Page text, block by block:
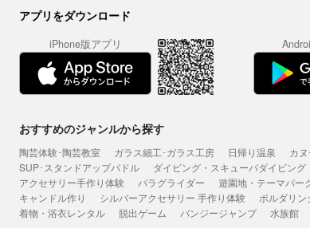
アプリをダウンロード
iPhone版アプリ
おすすめのジャンルから探す
陶芸体験･陶芸教室 ガラス細工･ガラス工房 日帰り温泉
カ
SUP･スタンドアップパドル
ダイビング・スキューバダイビング
アクセサリー手作り体験
パラグライダー 遊園地・テーマパー
キャンドル作り
シルバーアクセサリー 手作り体験 ボルダリン
着物・浴衣レンタル
脱出ゲーム バンジージャンプ 水族館